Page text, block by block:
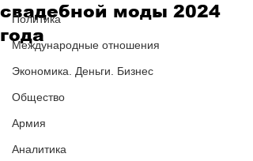
Политика
Международные отношения
Экономика. Деньги. Бизнес
Общество
Армия
Аналитика
свадебной моды 2024
года